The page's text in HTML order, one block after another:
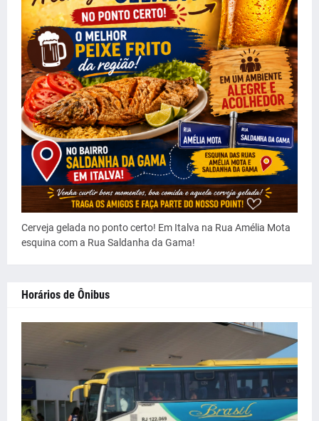
Cerveja gelada no ponto certo! Em Italva na Rua Amélia Mota
esquina com a Rua Saldanha da Gama!
Horários de Ônibus